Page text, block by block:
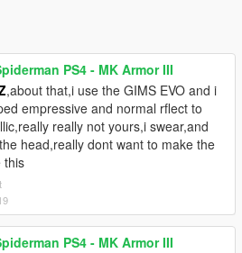
PS4 - MK Armor III
,about that,i use the GIMS EVO and i
empressive and normal rflect to
really not yours,i swear,and
head,really dont want to make the
this
PS4 - MK Armor III